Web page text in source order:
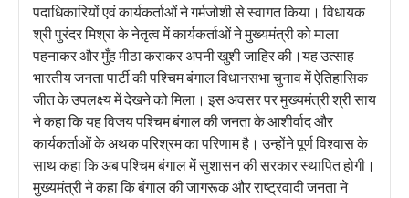
पदाधिकारियों एवं कार्यकर्ताओं ने गर्मजोशी से स्वागत किया। विधायक
श्री पुरंदर मिश्रा के नेतृत्व में कार्यकर्ताओं ने मुख्यमंत्री को माला
पहनाकर और मुँह मीठा कराकर अपनी खुशी जाहिर की।यह उत्साह
भारतीय जनता पार्टी की पश्चिम बंगाल विधानसभा चुनाव में ऐतिहासिक
जीत के उपलक्ष्य में देखने को मिला। इस अवसर पर मुख्यमंत्री श्री साय
ने कहा कि यह विजय पश्चिम बंगाल की जनता के आशीर्वाद और
कार्यकर्ताओं के अथक परिश्रम का परिणाम है। उन्होंने पूर्ण विश्वास के
साथ कहा कि अब पश्चिम बंगाल में सुशासन की सरकार स्थापित होगी।
मुख्यमंत्री ने कहा कि बंगाल की जागरूक और राष्ट्रवादी जनता ने